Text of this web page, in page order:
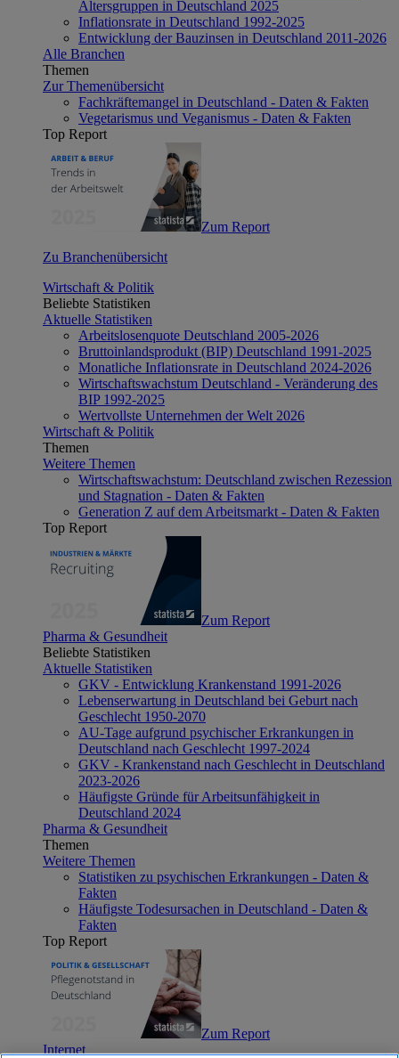
Altersgruppen in Deutschland 2025
Inflationsrate in Deutschland 1992-2025
Entwicklung der Bauzinsen in Deutschland 2011-2026
Alle Branchen
Themen
Zur Themenübersicht
Fachkräftemangel in Deutschland - Daten & Fakten
Vegetarismus und Veganismus - Daten & Fakten
Top Report
Zum Report
Zu Branchenübersicht
Wirtschaft & Politik
Beliebte Statistiken
Aktuelle Statistiken
Arbeitslosenquote Deutschland 2005-2026
Bruttoinlandsprodukt (BIP) Deutschland 1991-2025
Monatliche Inflationsrate in Deutschland 2024-2026
Wirtschaftswachstum Deutschland - Veränderung des
BIP 1992-2025
Wertvollste Unternehmen der Welt 2026
Wirtschaft & Politik
Themen
Weitere Themen
Wirtschaftswachstum: Deutschland zwischen Rezession
und Stagnation - Daten & Fakten
Generation Z auf dem Arbeitsmarkt - Daten & Fakten
Top Report
Zum Report
Pharma & Gesundheit
Beliebte Statistiken
Aktuelle Statistiken
GKV - Entwicklung Krankenstand 1991-2026
Lebenserwartung in Deutschland bei Geburt nach
Geschlecht 1950-2070
AU-Tage aufgrund psychischer Erkrankungen in
Deutschland nach Geschlecht 1997-2024
GKV - Krankenstand nach Geschlecht in Deutschland
2023-2026
Häufigste Gründe für Arbeitsunfähigkeit in
Deutschland 2024
Pharma & Gesundheit
Themen
Weitere Themen
Statistiken zu psychischen Erkrankungen - Daten &
Fakten
Häufigste Todesursachen in Deutschland - Daten &
Fakten
Top Report
Zum Report
Internet